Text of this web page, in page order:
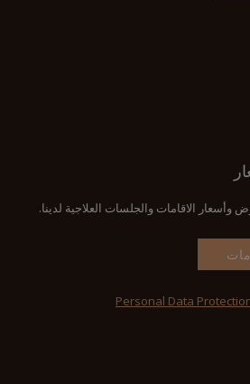
الاقامات والجلسات العلاجية لدينا.
Personal Data